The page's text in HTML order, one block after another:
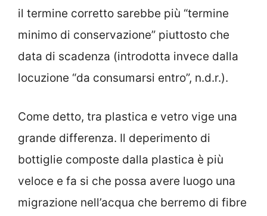
il termine corretto sarebbe più “termine
minimo di conservazione” piuttosto che
data di scadenza (introdotta invece dalla
locuzione “da consumarsi entro”, n.d.r.).
Come detto, tra plastica e vetro vige una
grande differenza. Il deperimento di
bottiglie composte dalla plastica è più
veloce e fa si che possa avere luogo una
migrazione nell’acqua che berremo di fibre